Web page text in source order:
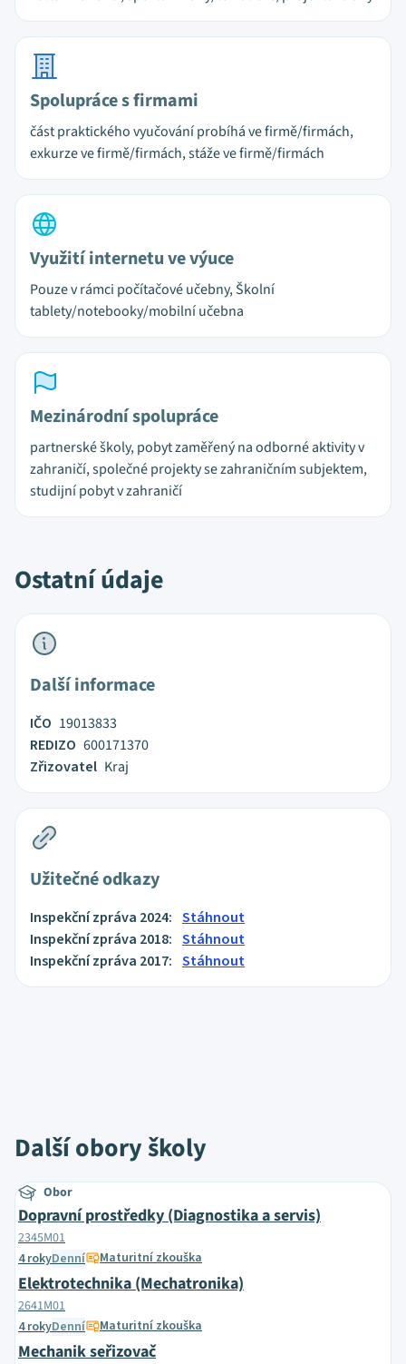
Spolupráce s firmami
část praktického vyučování probíhá ve firmě/firmách,
exkurze ve firmě/firmách, stáže ve firmě/firmách
Využití internetu ve výuce
Pouze v rámci počítačové učebny, Školní
tablety/notebooky/mobilní učebna
Mezinárodní spolupráce
partnerské školy, pobyt zaměřený na odborné aktivity v
zahraničí, společné projekty se zahraničním subjektem,
studijní pobyt v zahraničí
Ostatní údaje
Další informace
IČO 19013833
REDIZO 600171370
Zřizovatel Kraj
Užitečné odkazy
Inspekční zpráva 2024: Stáhnout
Inspekční zpráva 2018: Stáhnout
Inspekční zpráva 2017: Stáhnout
Další obory školy
Obor
Dopravní prostředky (Diagnostika a servis)
2345M01
4 rokyDenní Maturitní zkouška
Elektrotechnika (Mechatronika)
2641M01
4 rokyDenní Maturitní zkouška
Mechanik seřizovač